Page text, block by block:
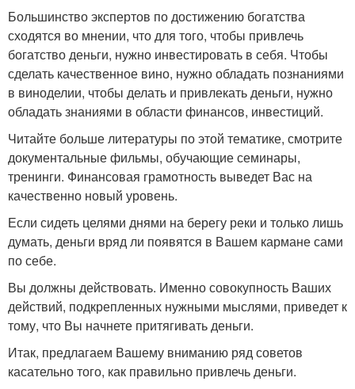
Большинство экспертов по достижению богатства
сходятся во мнении, что для того, чтобы привлечь
богатство деньги, нужно инвестировать в себя. Чтобы
сделать качественное вино, нужно обладать познаниями
в виноделии, чтобы делать и привлекать деньги, нужно
обладать знаниями в области финансов, инвестиций.
Читайте больше литературы по этой тематике, смотрите
документальные фильмы, обучающие семинары,
тренинги. Финансовая грамотность выведет Вас на
качественно новый уровень.
Если сидеть целями днями на берегу реки и только лишь
думать, деньги вряд ли появятся в Вашем кармане сами
по себе.
Вы должны действовать. Именно совокупность Ваших
действий, подкрепленных нужными мыслями, приведет к
тому, что Вы начнете притягивать деньги.
Итак, предлагаем Вашему вниманию ряд советов
касательно того, как правильно привлечь деньги.